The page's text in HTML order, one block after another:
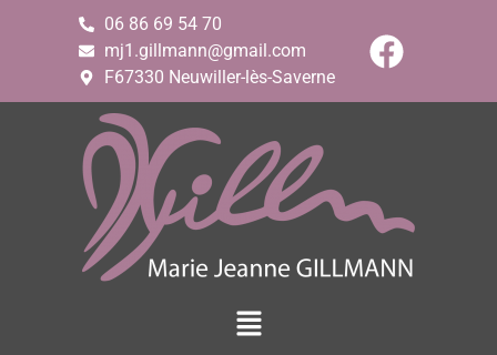
06 86 69 54 70
mj1.gillmann@gmail.com
F67330 Neuwiller-lès-Saverne